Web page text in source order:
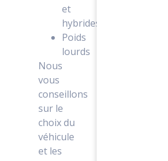
et
hybrides
Poids
lourds
Nous
vous
conseillons
sur le
choix du
véhicule
et les